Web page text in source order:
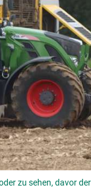
zu sehen, davor